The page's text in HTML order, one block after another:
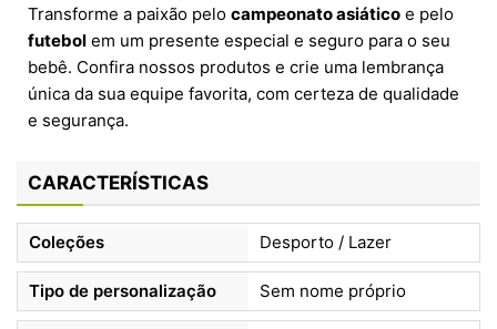
Transforme a paixão pelo campeonato asiático e pelo
futebol em um presente especial e seguro para o seu
bebê. Confira nossos produtos e crie uma lembrança
única da sua equipe favorita, com certeza de qualidade
e segurança.
CARACTERÍSTICAS
Coleções Desporto / Lazer
Tipo de personalização Sem nome próprio